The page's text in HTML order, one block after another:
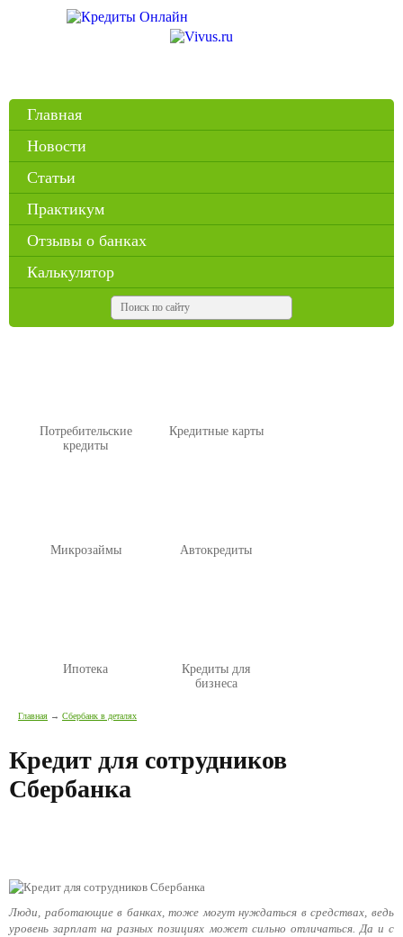
Главная
Новости
Статьи
Практикум
Отзывы о банках
Калькулятор
Потребительские
кредиты
Кредитные карты
Микрозаймы Автокредиты
Ипотека
Кредиты для
бизнеса
Главная → Сбербанк в деталях
Кредит для сотрудников
Сбербанка
Люди, работающие в банках, тоже могут нуждаться в средствах, ведь
уровень зарплат на разных позициях может сильно отличаться. Да и с